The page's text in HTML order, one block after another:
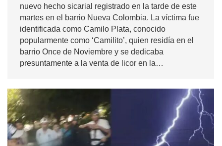
nuevo hecho sicarial registrado en la tarde de este
martes en el barrio Nueva Colombia. La víctima fue
identificada como Camilo Plata, conocido
popularmente como ‘Camilito’, quien residía en el
barrio Once de Noviembre y se dedicaba
presuntamente a la venta de licor en la…